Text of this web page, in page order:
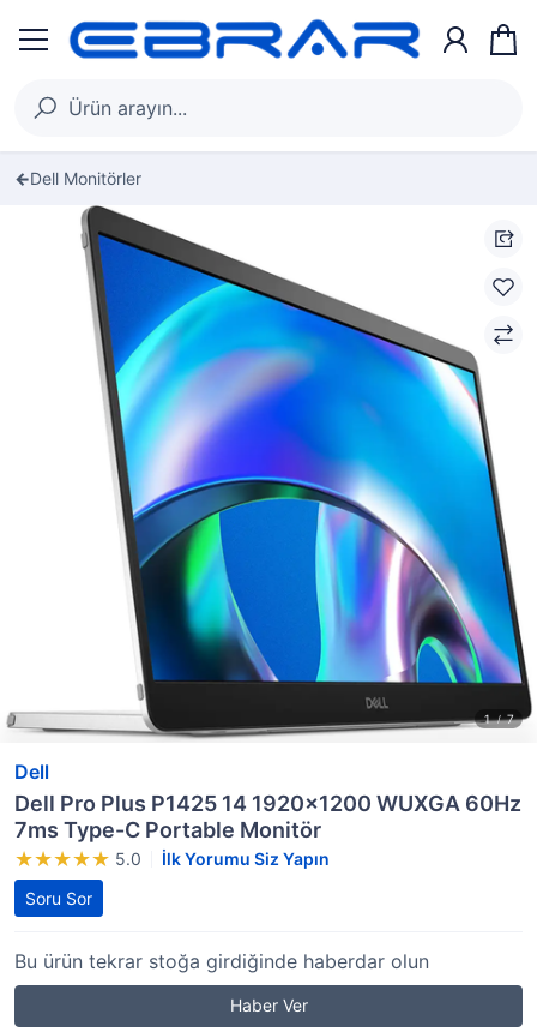
Dell Monitörler
Dell
Dell Pro Plus P1425 14 1920x1200 WUXGA 60Hz
7ms Type-C Portable Monitör
5.0
İlk Yorumu Siz Yapın
Soru Sor
Bu ürün tekrar stoğa girdiğinde haberdar olun
Haber Ver